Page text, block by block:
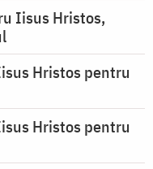
Iisus Hristos,
Hristos pentru
Hristos pentru